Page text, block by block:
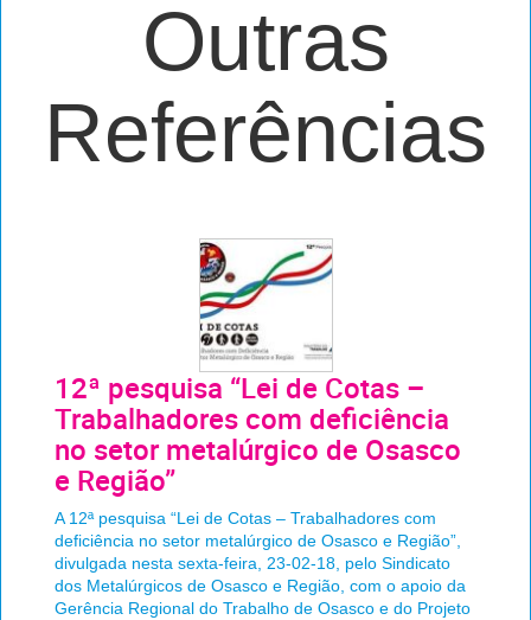
Outras
Referências
12ª pesquisa “Lei de Cotas –
Trabalhadores com deficiência
no setor metalúrgico de Osasco
e Região”
A 12ª pesquisa “Lei de Cotas – Trabalhadores com
deficiência no setor metalúrgico de Osasco e Região”,
divulgada nesta sexta-feira, 23-02-18, pelo Sindicato
dos Metalúrgicos de Osasco e Região, com o apoio da
Gerência Regional do Trabalho de Osasco e do Projeto